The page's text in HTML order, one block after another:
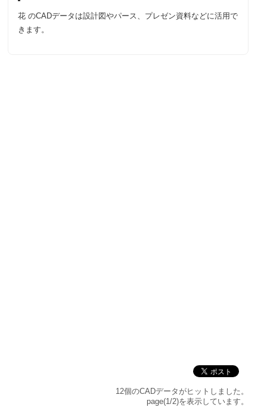
花 のCADデータは設計図やパース、プレゼン資料などに活用で
きます。
12個のCADデータがヒットしました。
page(1/2)を表示しています。